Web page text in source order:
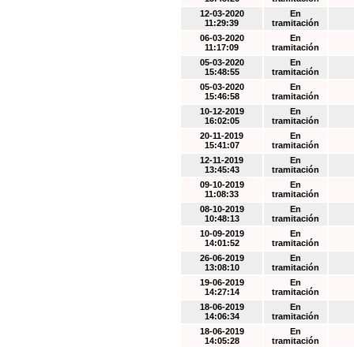
12-03-2020
11:29:39
En
tramitación
06-03-2020
11:17:09
En
tramitación
05-03-2020
15:48:55
En
tramitación
05-03-2020
15:46:58
En
tramitación
10-12-2019
16:02:05
En
tramitación
20-11-2019
15:41:07
En
tramitación
12-11-2019
13:45:43
En
tramitación
09-10-2019
11:08:33
En
tramitación
08-10-2019
10:48:13
En
tramitación
10-09-2019
14:01:52
En
tramitación
26-06-2019
13:08:10
En
tramitación
19-06-2019
14:27:14
En
tramitación
18-06-2019
14:06:34
En
tramitación
18-06-2019
14:05:28
En
tramitación